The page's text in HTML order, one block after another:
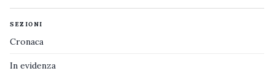
SEZIONI
Cronaca
In evidenza